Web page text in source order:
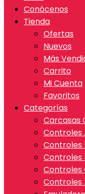
Conócenos
Tienda
Ofertas
Nuevos
Más
Carrito
Mi Cuenta
Favoritos
Categorías
Carcasas
Controles
Controles
Controles
Controles
Controles